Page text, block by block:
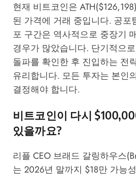
현재 비트코인은
된 가격에 거래 중입니다. 공포
포 구간은 역사적으로 중장기
경우가 많았습니다. 단기적으
돌파를 확인한 후 진입하는 전
유리합니다. 모든 투자는 본인
결정해야 합니다.
비트코인이 다시
있을까요?
리플 CEO 브래드 갈링하우스
는 2026년 말까지 $18만 가능